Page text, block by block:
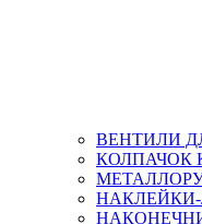
ВЕНТИЛИ
КОЛПАЧОК